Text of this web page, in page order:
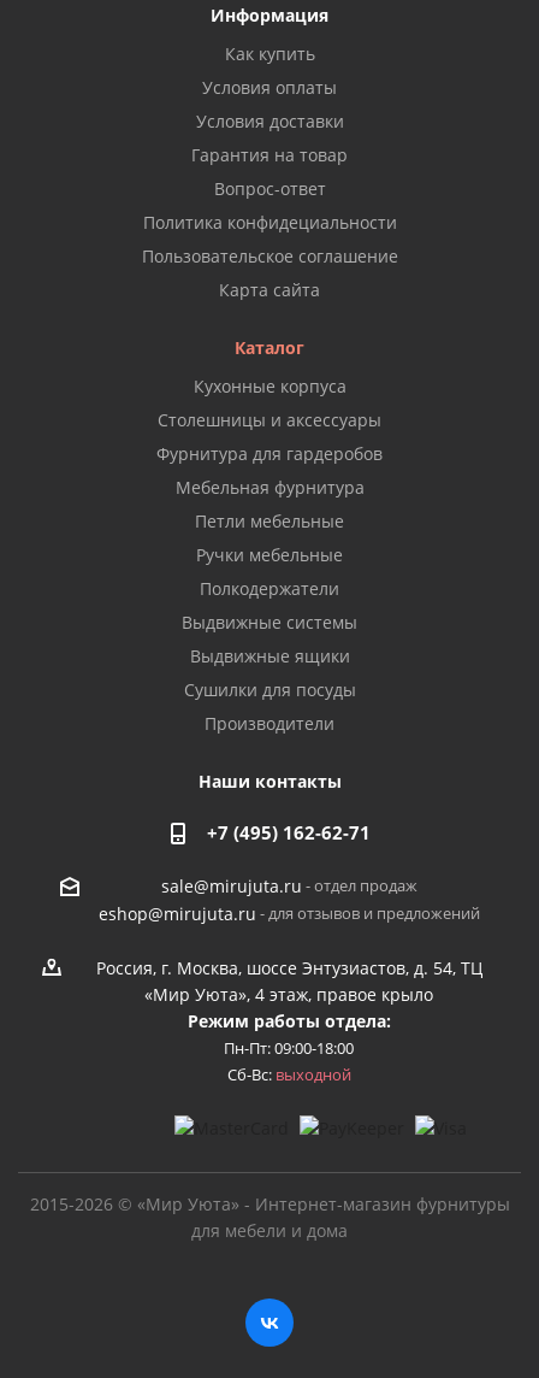
Информация
Как купить
Условия оплаты
Условия доставки
Гарантия на товар
Вопрос-ответ
Политика конфидециальности
Пользовательское соглашение
Карта сайта
Каталог
Кухонные корпуса
Столешницы и аксессуары
Фурнитура для гардеробов
Мебельная фурнитура
Петли мебельные
Ручки мебельные
Полкодержатели
Выдвижные системы
Выдвижные ящики
Сушилки для посуды
Производители
Наши контакты
+7 (495) 162-62-71
sale@mirujuta.ru - отдел продаж
eshop@mirujuta.ru - для отзывов и предложений
Россия, г. Москва, шоссе Энтузиастов, д. 54, ТЦ
«Мир Уюта», 4 этаж, правое крыло
Режим работы отдела:
Пн-Пт: 09:00-18:00
Сб-Вс: выходной
2015-2026 © «Мир Уюта» - Интернет-магазин фурнитуры
для мебели и дома